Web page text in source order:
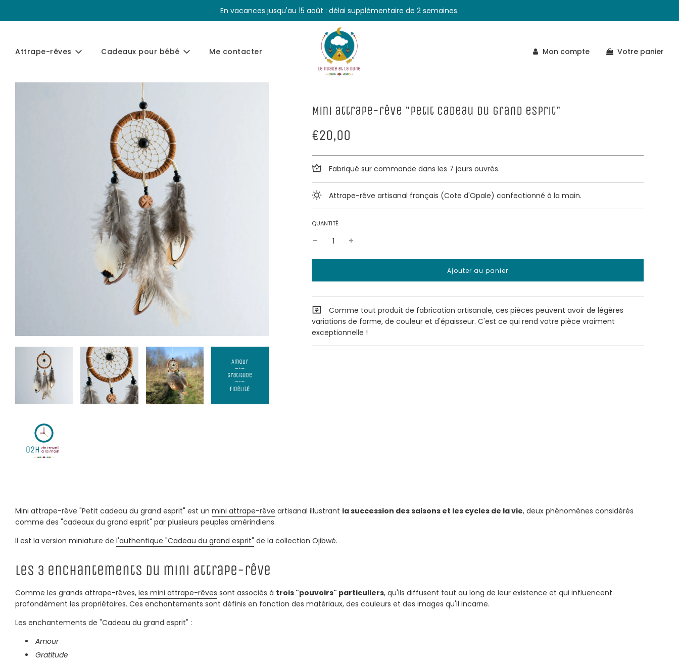
En vacances jusqu'au 15 août : délai supplémentaire de 2 semaines.
Attrape-rêves Cadeaux pour bébé Me contacter Mon compte Votre panier
Mini attrape-rêve "Petit cadeau du grand esprit"
Prix
réduit
Prix
régulier
€20,00
Fabriqué sur commande dans les 7 jours ouvrés.
Attrape-rêve artisanal français (Cote d'Opale) confectionné à la main.
QUANTITÉ
C
r
e
m
t
Ajouter au panier
Comme tout produit de fabrication artisanale, ces pièces peuvent avoir de légères
variations de forme, de couleur et d'épaisseur. C'est ce qui rend votre pièce vraiment
exceptionnelle !
Mini attrape-rêve "Petit cadeau du grand esprit" est un mini attrape-rêve artisanal illustrant la succession des saisons et les cycles de la vie, deux phénomènes considérés
comme des "cadeaux du grand esprit" par plusieurs peuples amérindiens.
Il est la version miniature de l'authentique "Cadeau du grand esprit" de la collection Ojibwé.
Les 3 enchantements du mini attrape-rêve
Comme les grands attrape-rêves, les mini attrape-rêves sont associés à trois "pouvoirs" particuliers, qu'ils diffusent tout au long de leur existence et qui influencent
profondément les propriétaires. Ces enchantements sont définis en fonction des matériaux, des couleurs et des images qu'il incarne.
Les enchantements de "Cadeau du grand esprit" :
Amour
Gratitude